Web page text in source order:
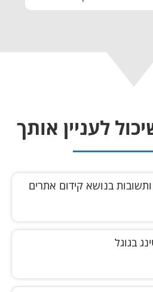
לעניין אותך
בנושא קידום אתרים
בגוגל